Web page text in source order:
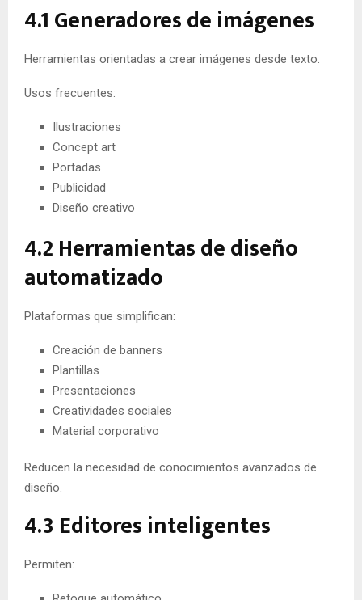
4.1 Generadores de imágenes
Herramientas orientadas a crear imágenes desde texto.
Usos frecuentes:
Ilustraciones
Concept art
Portadas
Publicidad
Diseño creativo
4.2 Herramientas de diseño
automatizado
Plataformas que simplifican:
Creación de banners
Plantillas
Presentaciones
Creatividades sociales
Material corporativo
Reducen la necesidad de conocimientos avanzados de
diseño.
4.3 Editores inteligentes
Permiten: